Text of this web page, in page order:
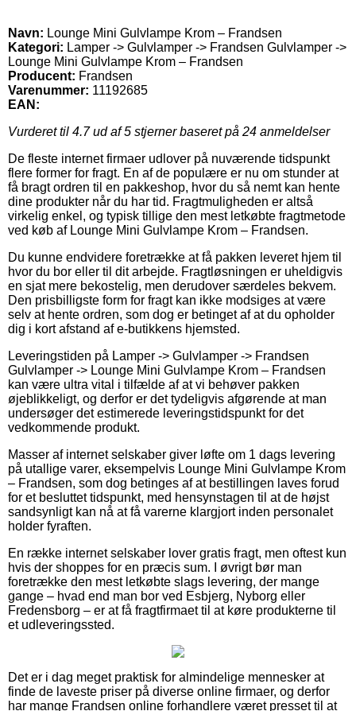
Navn: Lounge Mini Gulvlampe Krom – Frandsen
Kategori: Lamper -> Gulvlamper -> Frandsen Gulvlamper ->
Lounge Mini Gulvlampe Krom – Frandsen
Producent: Frandsen
Varenummer: 11192685
EAN:
Vurderet til 4.7ud af 5 stjerner baseret på 24 anmeldelser
De fleste internet firmaer udlover på nuværende tidspunkt
flere former for fragt. En af de populære er nu om stunder at
få bragt ordren til en pakkeshop, hvor du så nemt kan hente
dine produkter når du har tid. Fragtmuligheden er altså
virkelig enkel, og typisk tillige den mest letkøbte fragtmetode
ved køb af Lounge Mini Gulvlampe Krom – Frandsen.
Du kunne endvidere foretrække at få pakken leveret hjem til
hvor du bor eller til dit arbejde. Fragtløsningen er uheldigvis
en sjat mere bekostelig, men derudover særdeles bekvem.
Den prisbilligste form for fragt kan ikke modsiges at være
selv at hente ordren, som dog er betinget af at du opholder
dig i kort afstand af e-butikkens hjemsted.
Leveringstiden på Lamper -> Gulvlamper -> Frandsen
Gulvlamper -> Lounge Mini Gulvlampe Krom – Frandsen
kan være ultra vital i tilfælde af at vi behøver pakken
øjeblikkeligt, og derfor er det tydeligvis afgørende at man
undersøger det estimerede leveringstidspunkt for det
vedkommende produkt.
Masser af internet selskaber giver løfte om 1 dags levering
på utallige varer, eksempelvis Lounge Mini Gulvlampe Krom
– Frandsen, som dog betinges af at bestillingen laves forud
for et besluttet tidspunkt, med hensynstagen til at de højst
sandsynligt kan nå at få varerne klargjort inden personalet
holder fyraften.
En række internet selskaber lover gratis fragt, men oftest kun
hvis der shoppes for en præcis sum. I øvrigt bør man
foretrække den mest letkøbte slags levering, der mange
gange – hvad end man bor ved Esbjerg, Nyborg eller
Fredensborg – er at få fragtfirmaet til at køre produkterne til
et udleveringssted.
Det er i dag meget praktisk for almindelige mennesker at
finde de laveste priser på diverse online firmaer, og derfor
har mange Frandsen online forhandlere været presset til at